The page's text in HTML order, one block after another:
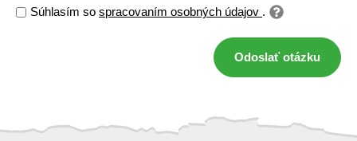
Súhlasím so spracovaním osobných údajov .
Odoslať otázku